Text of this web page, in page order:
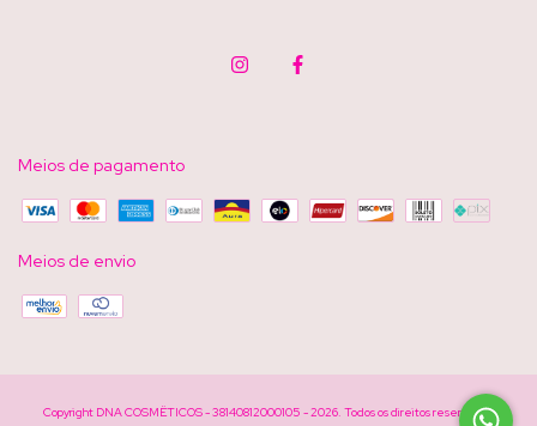
Meios de pagamento
Meios de envio
Copyright DNA COSMËTICOS - 38140812000105 - 2026. Todos os direitos reservados.